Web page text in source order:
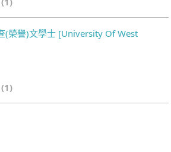
(榮譽)文學士 [University Of West
(1)